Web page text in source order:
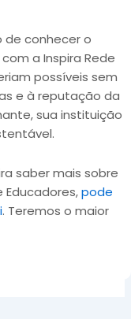
de conhecer o
a Inspira Rede
possíveis sem
e à reputação da
sua instituição
saber mais sobre
pode
. Teremos o maior